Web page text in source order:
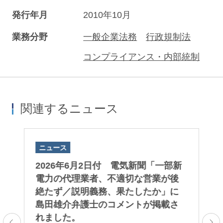
発行年月 2010年10月
業務分野 一般企業法務 行政規制法
コンプライアンス・内部統制
関連するニュース
ニュース
2026年6月2日付 電気新聞「一部新
電力の代理業者、不適切な営業が後
絶たず／説明義務、果たしたか」に
島田雄介弁護士のコメントが掲載さ
れました。